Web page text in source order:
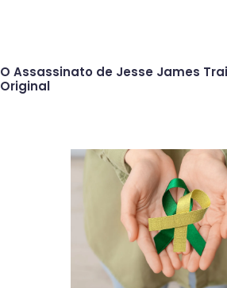
O Assassinato de Jesse James
Original